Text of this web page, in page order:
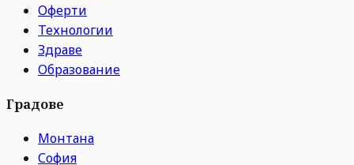
Оферти
Технологии
Здраве
Образование
Градове
Монтана
София